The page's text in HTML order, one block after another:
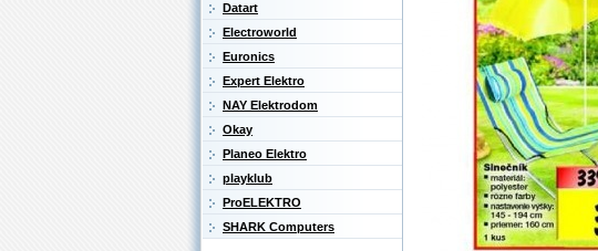
Datart
Electroworld
Euronics
Expert Elektro
NAY Elektrodom
Okay
Planeo Elektro
playklub
ProELEKTRO
SHARK Computers